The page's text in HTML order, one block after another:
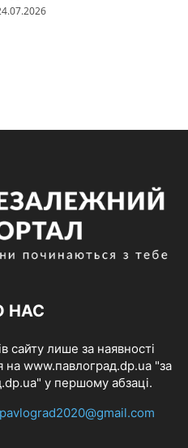
НАС
сайту лише за наявності
на www.павлоград.dp.ua "за
у першому абзаці.